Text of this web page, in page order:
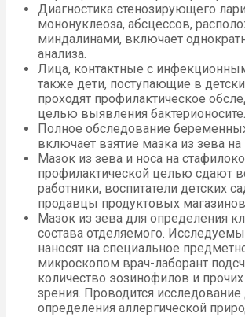
Диагностика стенозирующего
мононуклеоза, абсцессов,
миндалинами, включает
анализа.
Лица, контактные с
также дети, поступающие в
проходят профилактическое
целью выявления
Полное обследование
включает взятие мазка из зева
Мазок из зева и носа на
профилактической целью сдают
работники, воспитатели детских
продавцы продуктовых
Мазок из зева для определения
состава отделяемого.
наносят на специальное
микроскопом врач-лаборант
количество эозинофилов и
зрения. Проводится исследование
определения аллергической